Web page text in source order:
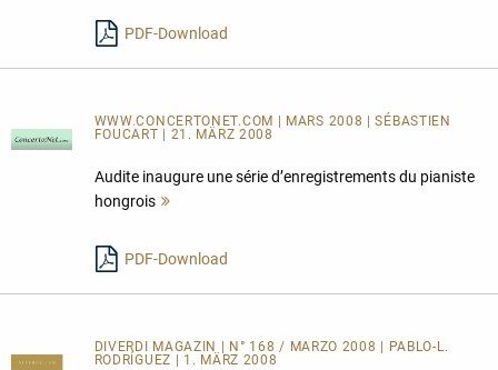
PDF-Download
WWW.CONCERTONET.COM | MARS 2008 | SÉBASTIEN
FOUCART | 21. MÄRZ 2008
Audite inaugure une série d’enregistrements du pianiste
hongrois
PDF-Download
DIVERDI MAGAZIN | N° 168 / MARZO 2008 | PABLO-L.
RODRÍGUEZ | 1. MÄRZ 2008